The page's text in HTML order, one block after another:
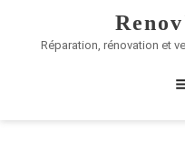
Réparation, rénovation et